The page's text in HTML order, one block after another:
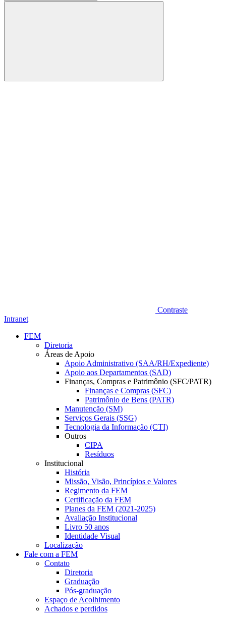
Buscar
Contraste
Intranet
FEM
Diretoria
Áreas de Apoio
Apoio Administrativo (SAA/RH/Expediente)
Apoio aos Departamentos (SAD)
Finanças, Compras e Patrimônio (SFC/PATR)
Finanças e Compras (SFC)
Patrimônio de Bens (PATR)
Manutenção (SM)
Serviços Gerais (SSG)
Tecnologia da Informação (CTI)
Outros
CIPA
Resíduos
Institucional
História
Missão, Visão, Princípios e Valores
Regimento da FEM
Certificação da FEM
Planes da FEM (2021-2025)
Avaliação Institucional
Livro 50 anos
Identidade Visual
Localização
Fale com a FEM
Contato
Diretoria
Graduação
Pós-graduação
Espaço de Acolhimento
Achados e perdidos